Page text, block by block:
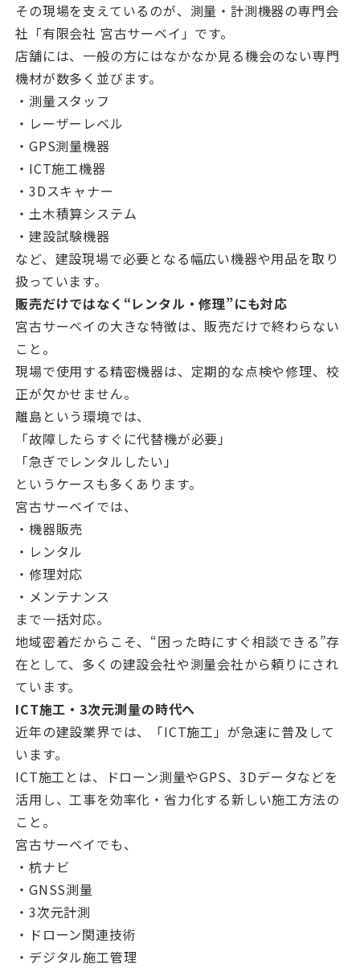
その現場を支えているのが、測量・計測機器の専門会
社「有限会社 宮古サーベイ」です。
店舗には、一般の方にはなかなか見る機会のない専門
機材が数多く並びます。
・測量スタッフ
・レーザーレベル
・GPS測量機器
・ICT施工機器
・3Dスキャナー
・土木積算システム
・建設試験機器
など、建設現場で必要となる幅広い機器や用品を取り
扱っています。
販売だけではなく“レンタル・修理”にも対応
宮古サーベイの大きな特徴は、販売だけで終わらない
こと。
現場で使用する精密機器は、定期的な点検や修理、校
正が欠かせません。
離島という環境では、
「故障したらすぐに代替機が必要」
「急ぎでレンタルしたい」
というケースも多くあります。
宮古サーベイでは、
・機器販売
・レンタル
・修理対応
・メンテナンス
まで一括対応。
地域密着だからこそ、“困った時にすぐ相談できる”存
在として、多くの建設会社や測量会社から頼りにされ
ています。
ICT施工・3次元測量の時代へ
近年の建設業界では、「ICT施工」が急速に普及して
います。
ICT施工とは、ドローン測量やGPS、3Dデータなどを
活用し、工事を効率化・省力化する新しい施工方法の
こと。
宮古サーベイでも、
・杭ナビ
・GNSS測量
・3次元計測
・ドローン関連技術
・デジタル施工管理